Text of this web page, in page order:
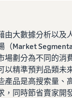
由大數據分析以及
（Market
場劃分為不同的消
以精準預判品類未
產品是高搜索量、
，同時節省賣家開